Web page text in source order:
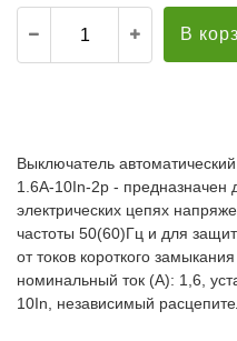
В
Выключатель
1.6А-10In-2р - предназначен
электрических цепях
частоты 50(60)Гц и для
от токов короткого
номинальный ток (А): 1,6,
10In, независимый